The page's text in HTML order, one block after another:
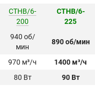
CTHB/6-
200
CTHB/6-
225
940 об/
мин
890 об/мин
970 м³/ч
1400 м³/ч
80 Вт
90 Вт